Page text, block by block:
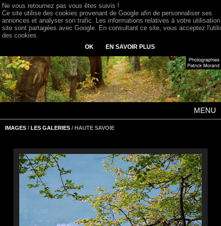
MENU
IMAGES / LES GALERIES / HAUTE SAVOIE
Ne vous retournez pas vous êtes suivis !
Ce site utilise des cookies provenant de Google afin de personnaliser ses
annonces et analyser son trafic. Les informations relatives à votre
site sont partagées avec Google. En consultant ce site, vous acceptez
des cookies.
OK EN SAVOIR PLUS